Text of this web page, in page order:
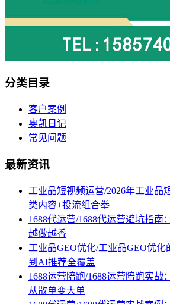
分类目录
客户案例
奥凯日记
常见问题
最新资讯
工业品短视频运营/2026年工业品
类内容+投流组合拳
1688代运营/1688代运营避坑指南
越做越香
工业品GEO优化/工业品GEO优
到AI推荐全覆盖
1688运营陪跑/1688运营陪跑实战
从散单变大单